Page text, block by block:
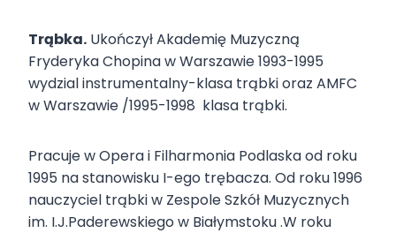
Trąbka. Ukończył Akademię Muzyczną
Fryderyka Chopina w Warszawie 1993-1995
wydzial instrumentalny-klasa trąbki oraz AMFC
w Warszawie /1995-1998 klasa trąbki.
Pracuje w Opera i Filharmonia Podlaska od roku
1995 na stanowisku I-ego trębacza. Od roku 1996
nauczyciel trąbki w Zespole Szkół Muzycznych
im. I.J.Paderewskiego w Białymstoku .W roku